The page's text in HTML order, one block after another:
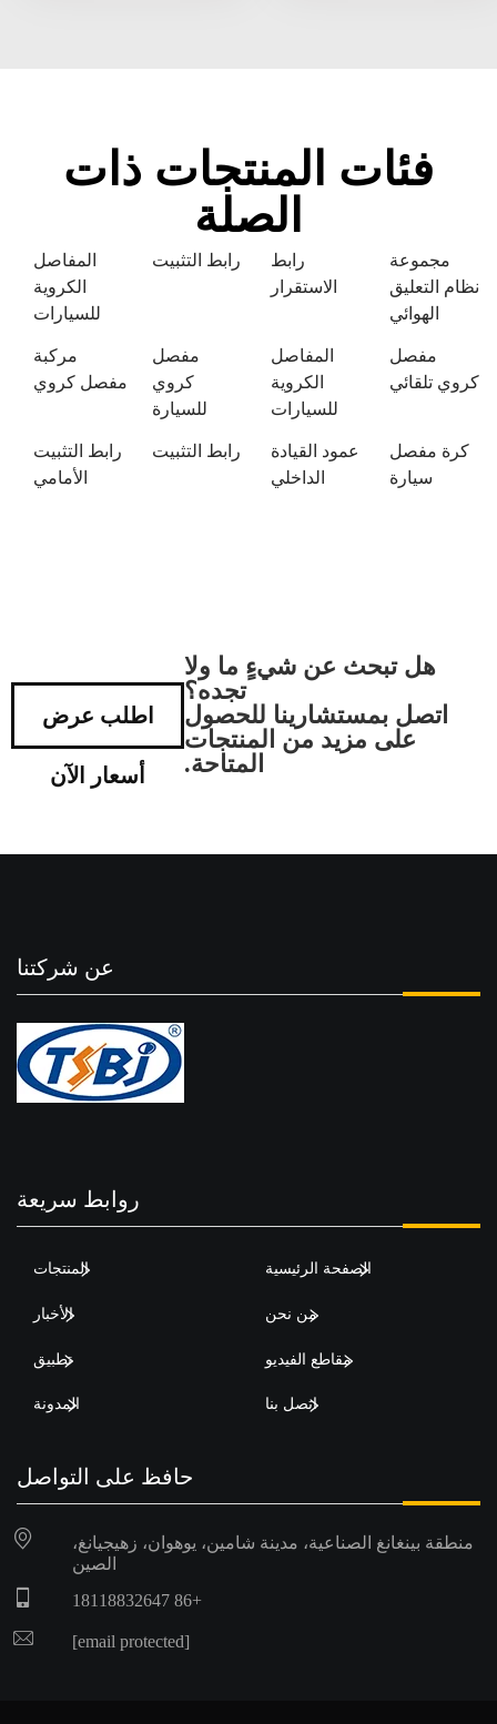
فئات المنتجات ذات
الصلة
مجموعة
نظام التعليق
الهوائي
رابط
الاستقرار
رابط التثبيت
المفاصل
الكروية
للسيارات
مفصل
كروي تلقائي
المفاصل
الكروية
للسيارات
مفصل
كروي
للسيارة
مركبة
مفصل كروي
كرة مفصل
سيارة
عمود القيادة
الداخلي
رابط التثبيت
رابط التثبيت
الأمامي
هل تبحث عن شيءٍ ما ولا
تجده؟
اتصل بمستشارينا للحصول
على مزيد من المنتجات
المتاحة.
اطلب عرض
أسعار الآن
عن شركتنا
روابط سريعة
الصفحة الرئيسية المنتجات
من نحن الأخبار
مقاطع الفيديو تطبيق
اتصل بنا المدونة
حافظ على التواصل
منطقة بينغانغ الصناعية، مدينة شامين، يوهوان، زهيجيانغ،
الصين
+86 18118832647
[email protected]